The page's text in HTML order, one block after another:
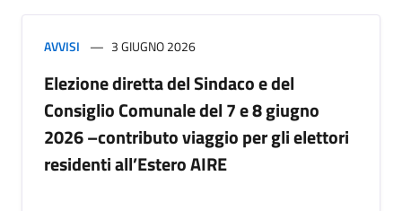
AVVISI 3 GIUGNO 2026
Elezione diretta del Sindaco e del
Consiglio Comunale del 7 e 8 giugno
2026 –contributo viaggio per gli elettori
residenti all’Estero AIRE